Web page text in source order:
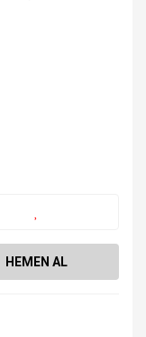
HEMEN AL